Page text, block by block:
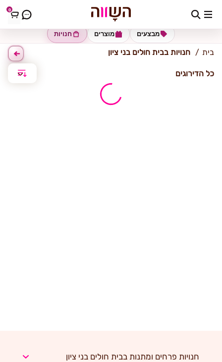
0 בית חולים בני ציון
חנויות מוצרים מבצעים
בית חנויות בבית חולים בני ציון
כל הדירוגים
חנויות פרחים ומתנות בבית חולים בני ציון